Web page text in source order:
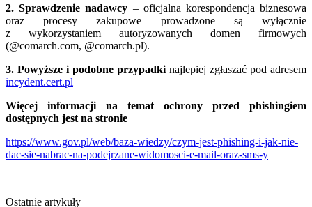
2. Sprawdzenie nadawcy – oficjalna korespondencja biznesowa
oraz procesy zakupowe prowadzone są wyłącznie
z wykorzystaniem autoryzowanych domen firmowych
(@comarch.com, @comarch.pl).
3. Powyższe i podobne przypadki najlepiej zgłaszać pod adresem
incydent.cert.pl
Więcej informacji na temat ochrony przed phishingiem
dostępnych jest na stronie
https://www.gov.pl/web/baza-wiedzy/czym-jest-phishing-i-jak-nie-
dac-sie-nabrac-na-podejrzane-widomosci-e-mail-oraz-sms-y
Ostatnie artykuły